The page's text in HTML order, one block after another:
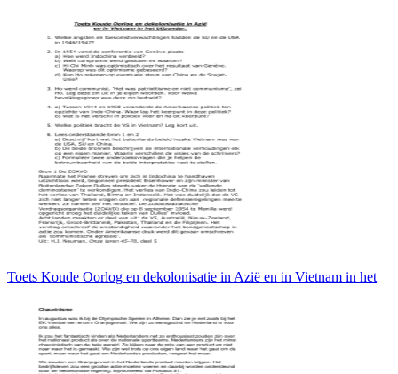
Toets Koude Oorlog en dekolonisatie in Azië en in Vietnam in het